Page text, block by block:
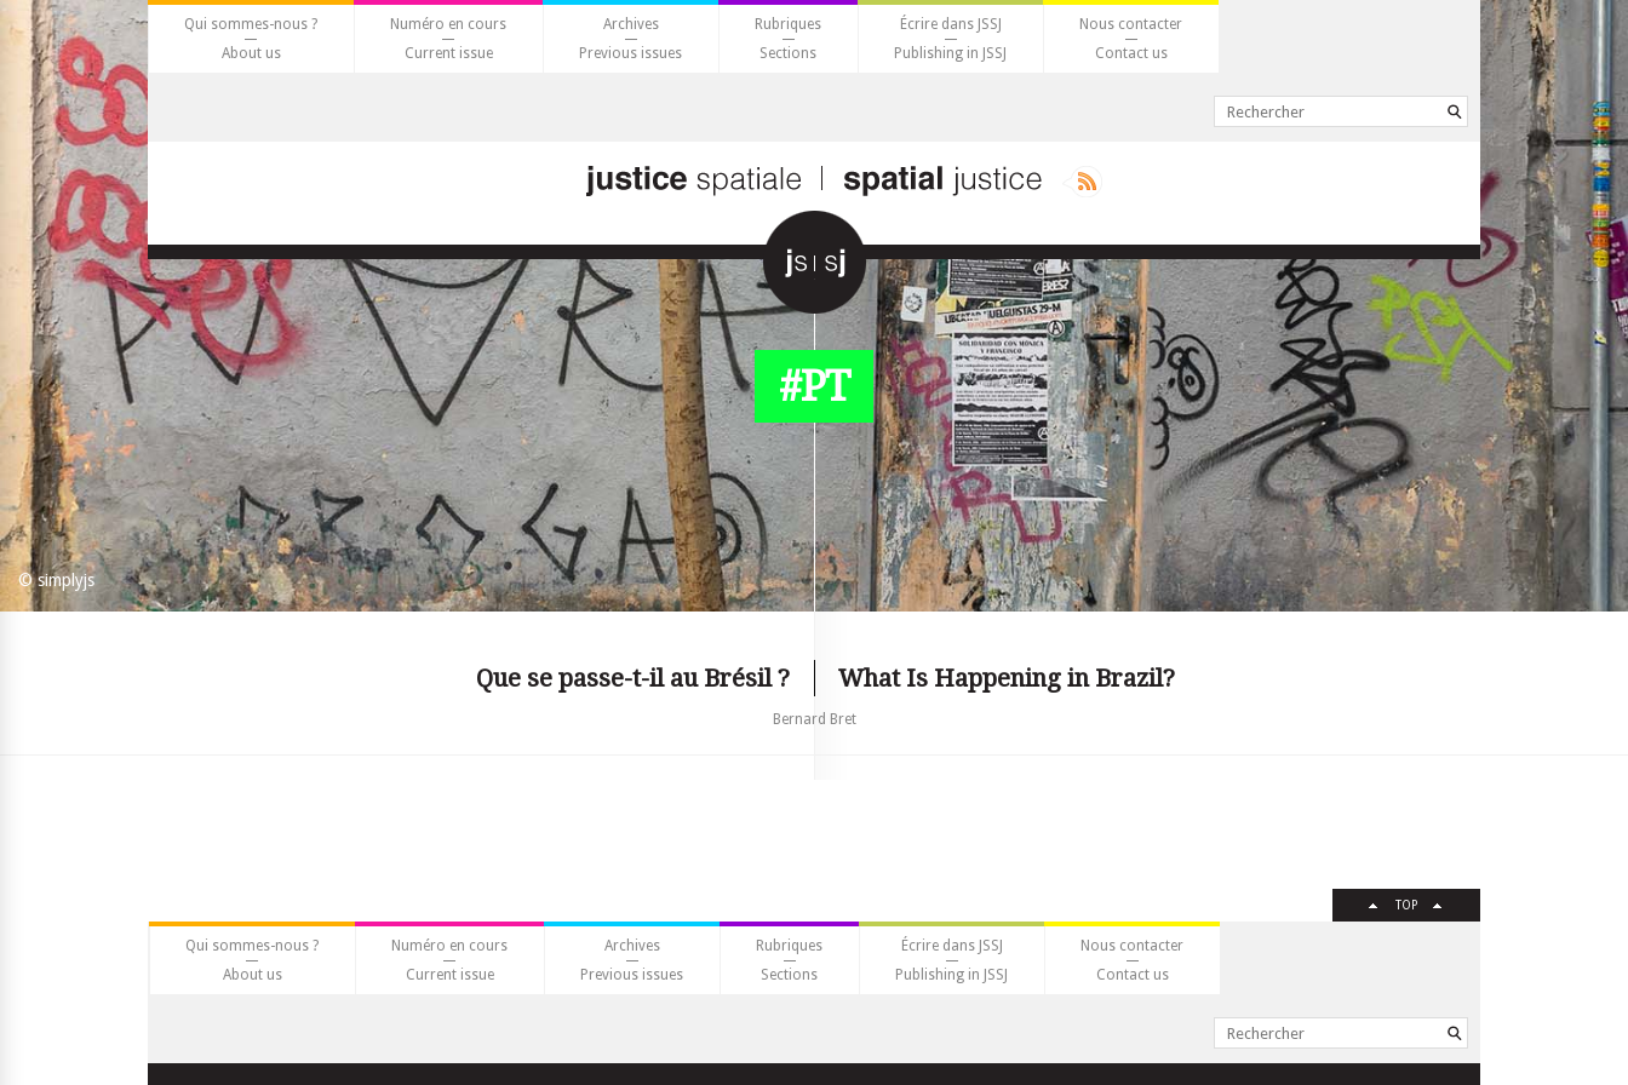
© simplyjs
Qui sommes-nous ?
About us
Numéro en cours
Current issue
Archives
Previous issues
Rubriques
Sections
Écrire dans JSSJ
Publishing in JSSJ
Nous contacter
Contact us
#PT
Que se passe-t-il au Brésil ? What Is Happening in Brazil?
Bernard Bret
TOP
Qui sommes-nous ?
About us
Numéro en cours
Current issue
Archives
Previous issues
Rubriques
Sections
Écrire dans JSSJ
Publishing in JSSJ
Nous contacter
Contact us